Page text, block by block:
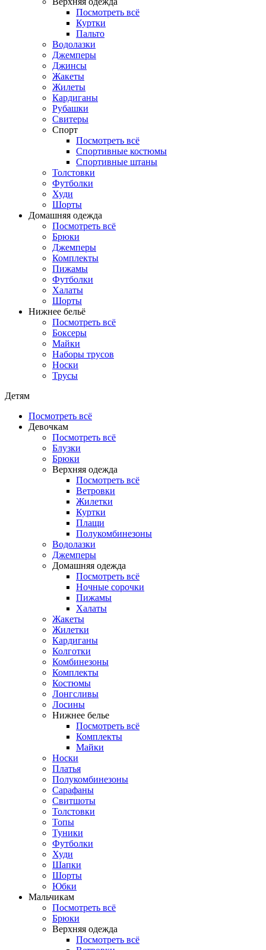
Посмотреть всё
Куртки
Пальто
Водолазки
Джемперы
Джинсы
Жакеты
Жилеты
Кардиганы
Рубашки
Свитеры
Спорт
Посмотреть всё
Спортивные костюмы
Спортивные штаны
Толстовки
Футболки
Худи
Шорты
Домашняя одежда
Посмотреть всё
Брюки
Джемперы
Комплекты
Пижамы
Футболки
Халаты
Шорты
Нижнее бельё
Посмотреть всё
Боксеры
Майки
Наборы трусов
Носки
Трусы
Детям
Посмотреть всё
Девочкам
Посмотреть всё
Блузки
Брюки
Верхняя одежда
Посмотреть всё
Ветровки
Жилетки
Куртки
Плащи
Полукомбинезоны
Водолазки
Джемперы
Домашняя одежда
Посмотреть всё
Ночные сорочки
Пижамы
Халаты
Жакеты
Жилетки
Кардиганы
Колготки
Комбинезоны
Комплекты
Костюмы
Лонгсливы
Лосины
Нижнее белье
Посмотреть всё
Комплекты
Майки
Носки
Платья
Полукомбинезоны
Сарафаны
Свитшоты
Толстовки
Топы
Туники
Футболки
Худи
Шапки
Шорты
Юбки
Мальчикам
Посмотреть всё
Брюки
Верхняя одежда
Посмотреть всё